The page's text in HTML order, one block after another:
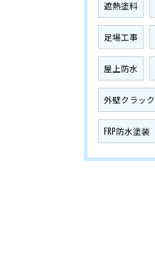
遮熱塗料
足場工事
屋上防水
外壁クラック
FRP防水塗装